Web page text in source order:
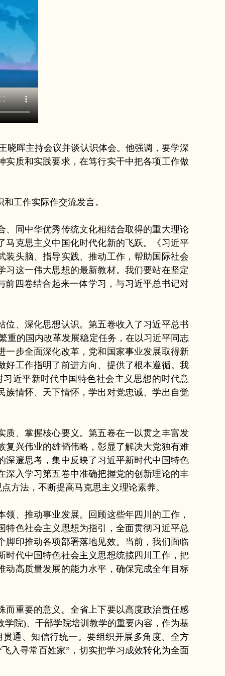
晖主持会议并谈认识体会。他强调，要学深
质和实践要求，在笃行实干中把各项工作做
工作实际作交流发言。
同中华优秀传统文化相结合取得的重大理论
马克思主义中国化时代化新的飞跃。《习近平
头脑、指导实践、推动工作，帮助国际社会
这一伟大思想的最新教材。我们要站在坚定
前四卷结合起来一体学习，与习近平总书记对
、深化思想认识。第五卷收入了习近平总书
重的国内改革发展稳定任务，在以习近平同志
一步全面深化改革，党和国家事业发展取得新
好工作指明了前进方向、提供了根本遵循。我
近平新时代中国特色社会主义思想的时代意
族情怀、天下情怀，学出对党忠诚、学出自觉
、掌握核心要义。第五卷在一以贯之丰富发
复兴伟业的雄韬伟略，彰显了解决大党独有难
深邃思考，集中反映了习近平新时代中国特色
深入学习第五卷中准确把握党的创新理论的丰
方法，不断提高马克思主义理论素养。
、推动事业发展。回顾这些年四川的工作，
色社会主义思想为指引，全面贯彻习近平总
印推动各项部署落地见效。当前，我们面临
时代中国特色社会主义思想统揽四川工作，把
动高质量发展的能力水平，确保完成全年目标
重要的意义。全省上下要以高度政治责任感
院)、干部学院培训教学的重要内容，作为基
通、知信行统一。要组织开展多角度、全方
入寻常百姓家”，切实把学习成效转化为全面